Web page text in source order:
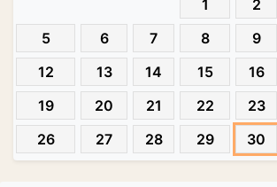
1
2
5
6 7 8 9
12
13 14 15 16
19
20 21 22 23
26
27 28 29 30